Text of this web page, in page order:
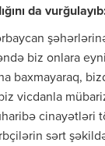
da
biz onlara
baxmayaraq,
vicdanla
cinayətləri
sərt